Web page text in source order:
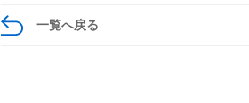
一覧へ戻る